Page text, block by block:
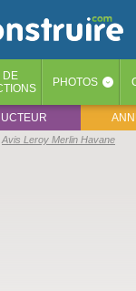
DE
PHOTOS ‹
Avis Leroy Merlin Havane